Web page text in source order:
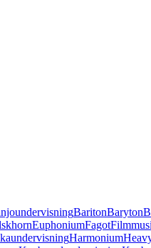
BaritonBaryton
EuphoniumFagot
Harmonium